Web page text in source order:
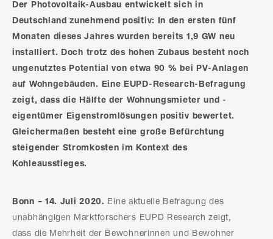
Der Photovoltaik-Ausbau entwickelt sich in
Deutschland zunehmend positiv: In den ersten fünf
Monaten dieses Jahres wurden bereits 1,9 GW neu
installiert. Doch trotz des hohen Zubaus besteht noch
ungenutztes Potential von etwa 90 % bei PV-Anlagen
auf Wohngebäuden. Eine EUPD-Research-Befragung
zeigt, dass die Hälfte der Wohnungsmieter und -
eigentümer Eigenstromlösungen positiv bewertet.
Gleichermaßen besteht eine große Befürchtung
steigender Stromkosten im Kontext des
Kohleausstieges.
Bonn – 14. Juli 2020. Eine aktuelle Befragung des
unabhängigen Marktforschers EUPD Research zeigt,
dass die Mehrheit der Bewohnerinnen und Bewohner